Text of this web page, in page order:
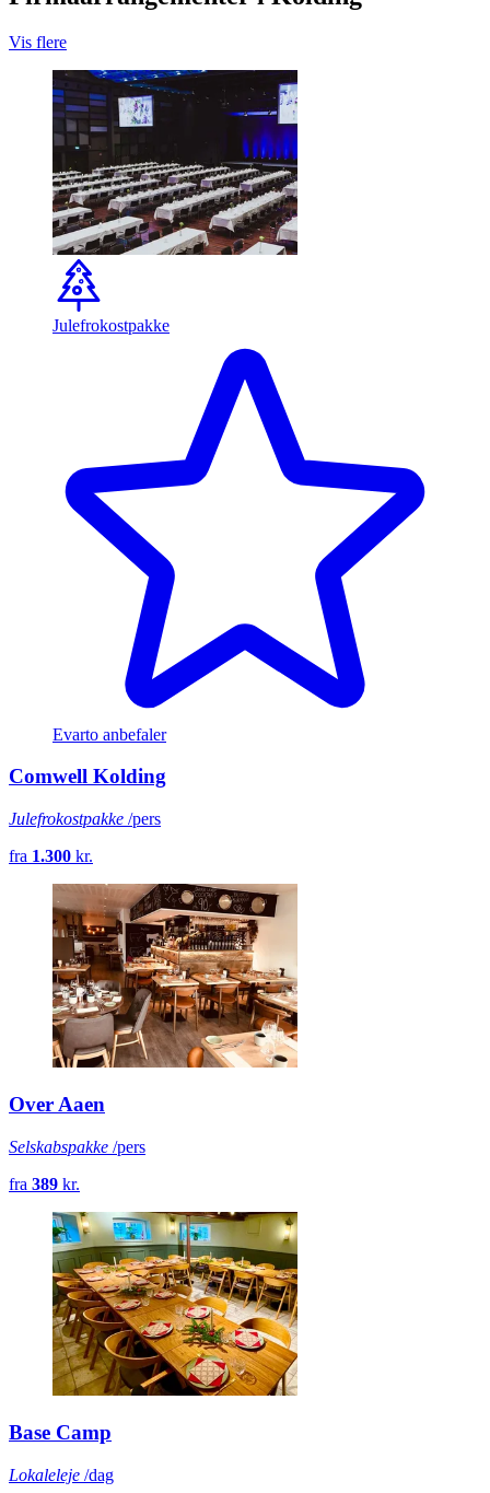
Vis flere
Julefrokostpakke
Evarto anbefaler
Comwell Kolding
Julefrokostpakke /pers
fra 1.300 kr.
Over Aaen
Selskabspakke /pers
fra 389 kr.
Base Camp
Lokaleleje /dag